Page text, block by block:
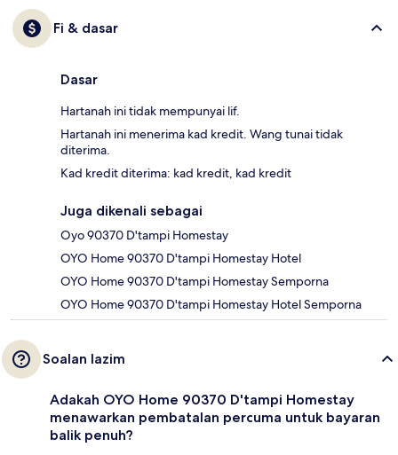
Fi & dasar
Dasar
Hartanah ini tidak mempunyai lif.
Hartanah ini menerima kad kredit. Wang tunai tidak
diterima.
Kad kredit diterima: kad kredit, kad kredit
Juga dikenali sebagai
Oyo 90370 D'tampi Homestay
OYO Home 90370 D'tampi Homestay Hotel
OYO Home 90370 D'tampi Homestay Semporna
OYO Home 90370 D'tampi Homestay Hotel Semporna
Soalan lazim
Adakah OYO Home 90370 D'tampi Homestay
menawarkan pembatalan percuma untuk bayaran
balik penuh?